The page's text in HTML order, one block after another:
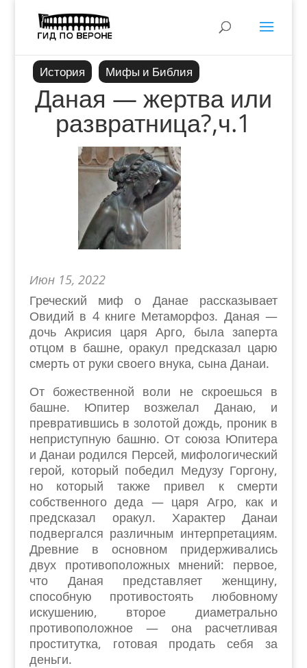
История Мифы и Библия
Даная — жертва или
развратница?,ч.1
Июн 15, 2022
Греческий миф о Данае рассказывает
Овидий в 4 книге Метаморфоз. Даная —
дочь Акрисия царя Арго, была заперта
отцом в башне, оракул предсказал царю
смерть от руки своего внука, сына Данаи.
От божественной воли не скроешься в
башне. Юпитер возжелал Данаю, и
превратившись в золотой дождь, проник в
неприступную башню. От союза Юпитера
и Данаи родился Персей, мифологический
герой, который победил Медузу Горгону,
но который также привел к смерти
собственного деда — царя Агро, как и
предсказал оракул. Характер Данаи
подвергался различным интерпретациям.
Древние в основном придерживались
двух противоположных мнений: первое,
что Даная представляет женщину,
способную противостоять любовному
искушению, второе диаметрально
противоположное — она расчетливая
проститутка, готовая продать себя за
деньги.